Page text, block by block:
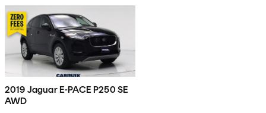
2019 Jaguar E-PACE P250 SE
AWD